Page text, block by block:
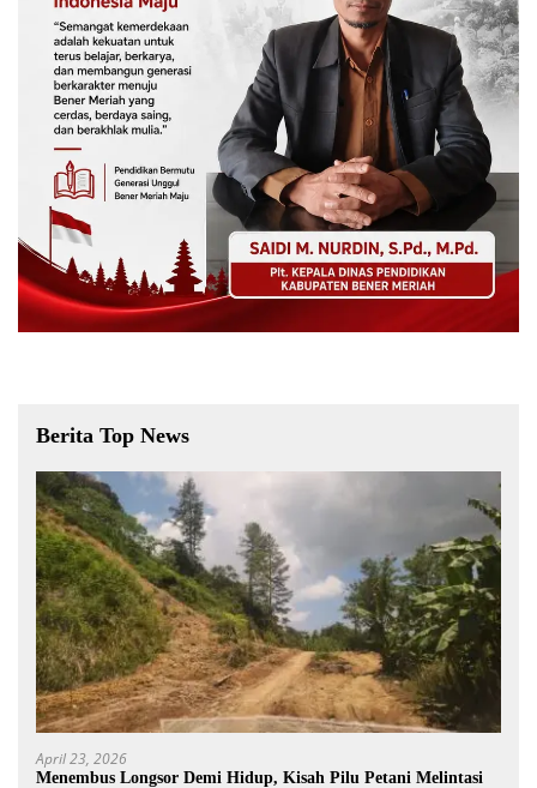
Berita Top News
April 23, 2026
Menembus Longsor Demi Hidup, Kisah Pilu Petani Melintasi